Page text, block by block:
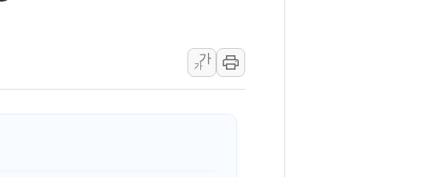
쇼크에 엔화 장중 급등…시장은 "또 개입했나" 촉각
뉴스] 뉴욕 반도체주 프리뷰...美 고용 쇼크에 반도체주 '활짝'
증시 프리뷰, 美 고용 쇼크에 금리 인상 우려 후퇴…나스닥 선물 1%대 상승
가
가